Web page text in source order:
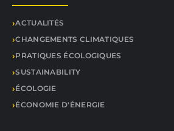
ACTUALITÉS
CHANGEMENTS CLIMATIQUES
PRATIQUES ÉCOLOGIQUES
SUSTAINABILITY
ÉCOLOGIE
ÉCONOMIE D'ÉNERGIE